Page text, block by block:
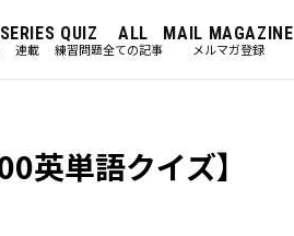
SERIES
連載
QUIZ
練習問題
ALL
全ての記事
MAIL MAGAZINE
メルマガ登録
英単語クイズ】